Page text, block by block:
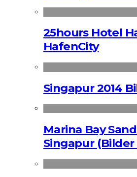
25hours Hotel
HafenCity
Singapur 2014
Marina Bay
Singapur (Bilder